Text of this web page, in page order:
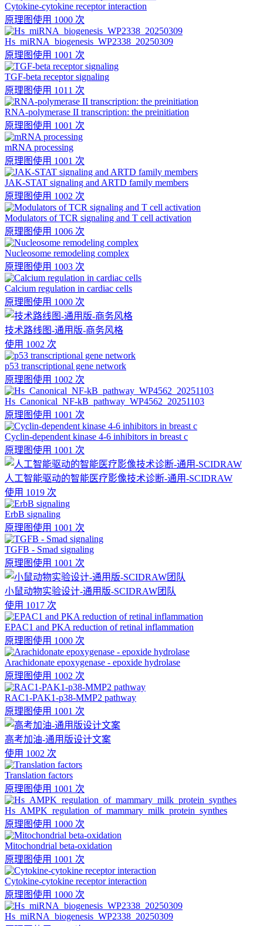
Cytokine-cytokine receptor interaction
原理图使用 1000 次
Hs_miRNA_biogenesis_WP2338_20250309
原理图使用 1001 次
TGF-beta receptor signaling
原理图使用 1011 次
RNA-polymerase II transcription: the preinitiation
原理图使用 1001 次
mRNA processing
原理图使用 1001 次
JAK-STAT signaling and ARTD family members
原理图使用 1002 次
Modulators of TCR signaling and T cell activation
原理图使用 1006 次
Nucleosome remodeling complex
原理图使用 1003 次
Calcium regulation in cardiac cells
原理图使用 1000 次
技术路线图-通用版-商务风格
使用 1002 次
p53 transcriptional gene network
原理图使用 1002 次
Hs_Canonical_NF-kB_pathway_WP4562_20251103
原理图使用 1001 次
Cyclin-dependent kinase 4-6 inhibitors in breast c
原理图使用 1001 次
人工智能驱动的智能医疗影像技术诊断-通用-SCIDRAW
使用 1019 次
ErbB signaling
原理图使用 1001 次
TGFB - Smad signaling
原理图使用 1001 次
小鼠动物实验设计-通用版-SCIDRAW团队
使用 1017 次
EPAC1 and PKA reduction of retinal inflammation
原理图使用 1000 次
Arachidonate epoxygenase - epoxide hydrolase
原理图使用 1002 次
RAC1-PAK1-p38-MMP2 pathway
原理图使用 1001 次
高考加油-通用版设计文案
使用 1002 次
Translation factors
原理图使用 1001 次
Hs_AMPK_regulation_of_mammary_milk_protein_synthes
原理图使用 1000 次
Mitochondrial beta-oxidation
原理图使用 1001 次
Cytokine-cytokine receptor interaction
原理图使用 1000 次
Hs_miRNA_biogenesis_WP2338_20250309